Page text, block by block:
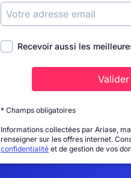
Recevoir aussi les
Valider
* Champs obligatoires
Informations collectées par Ariase,
renseigner sur les offres internet.
confidentialité et de gestion de vos